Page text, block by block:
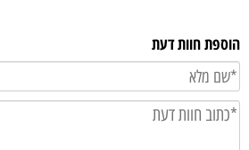
הוספת חוות דעת